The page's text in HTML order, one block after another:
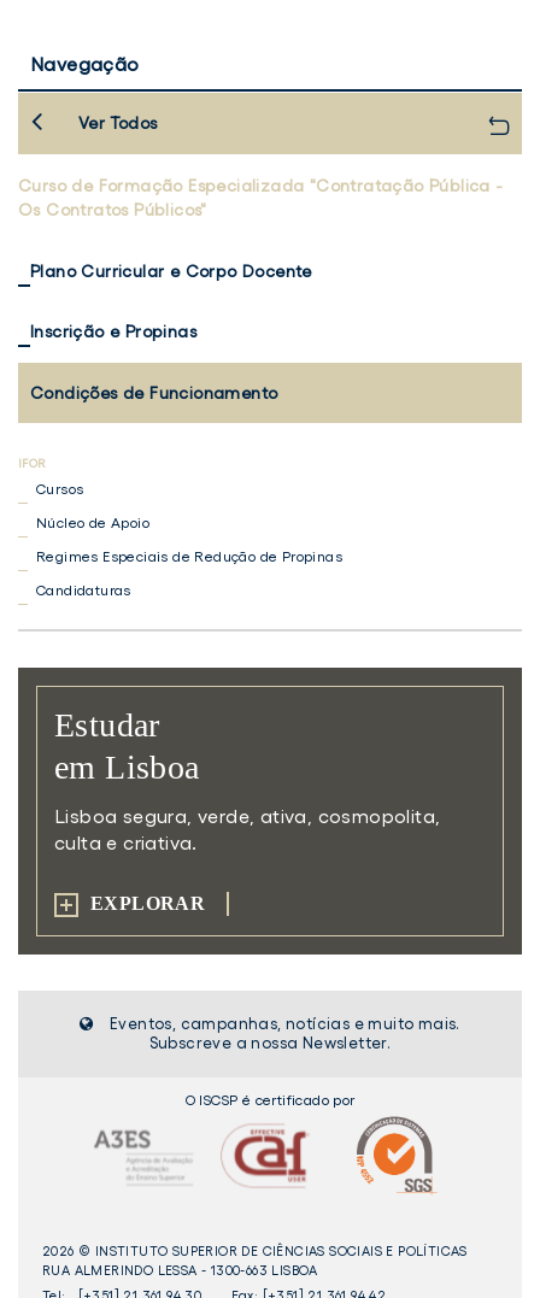
Navegação
Ver Todos
Curso de Formação Especializada "Contratação Pública -
Os Contratos Públicos"
Plano Curricular e Corpo Docente
Inscrição e Propinas
Condições de Funcionamento
Cursos
Núcleo de Apoio
Regimes Especiais de Redução de Propinas
Candidaturas
Estudar
em Lisboa
Lisboa segura, verde, ativa,
cosmopolita,
culta e criativa.
EXPLORAR
Eventos, campanhas, notícias e muito mais.
Subscreve a nossa Newsletter.
O ISCSP é certificado por
2026 © INSTITUTO SUPERIOR DE CIÊNCIAS SOCIAIS E POLÍTICAS
RUA ALMERINDO LESSA - 1300-663 LISBOA